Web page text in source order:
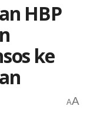
HBP
ke
AA